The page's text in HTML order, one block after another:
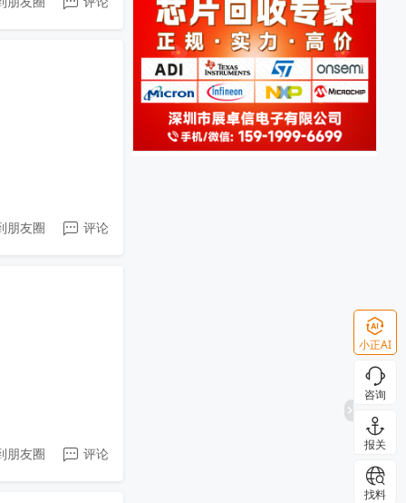
朋友圈 评论
朋友圈 评论
小正AI
咨询
报关
找料